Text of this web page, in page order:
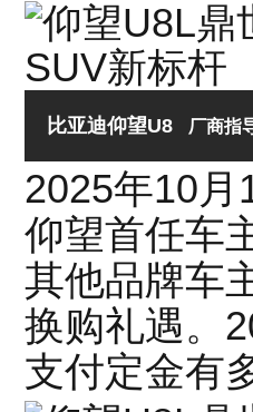
比亚迪仰望U8 厂商指
2025年10月
仰望首任车
其他品牌车
换购礼遇。
支付定金有